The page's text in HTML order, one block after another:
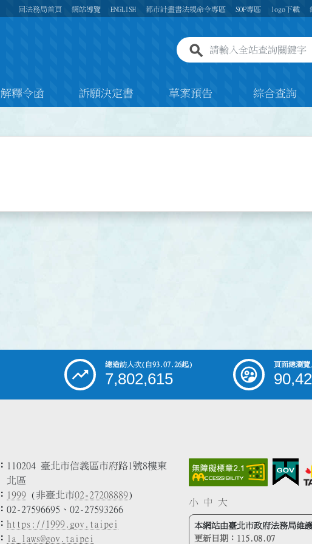
回法務局首頁 網站導覽 ENGLISH 都市計畫書法規命令專區 SOP專區 logo下載
全站查詢關鍵字欄位
解釋令函 訴願決定書 草案預告 綜合查詢
總造訪人次(自93.07.26起)
7,802,615
頁面總瀏覽
110204 臺北市信義區市府路1號8樓東
北區
1999 (非臺北市02-27208889)
02-27596695、02-27593266
https://1999.gov.taipei
la_laws@gov.taipei
小 中 大
本網站由臺北市政府法務局維
更新日期： 115.08.07